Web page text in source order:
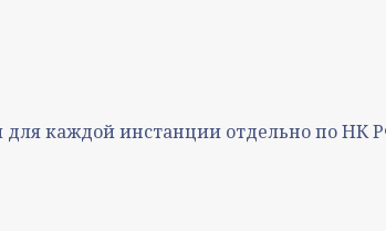
для каждой инстанции отдельно по НК